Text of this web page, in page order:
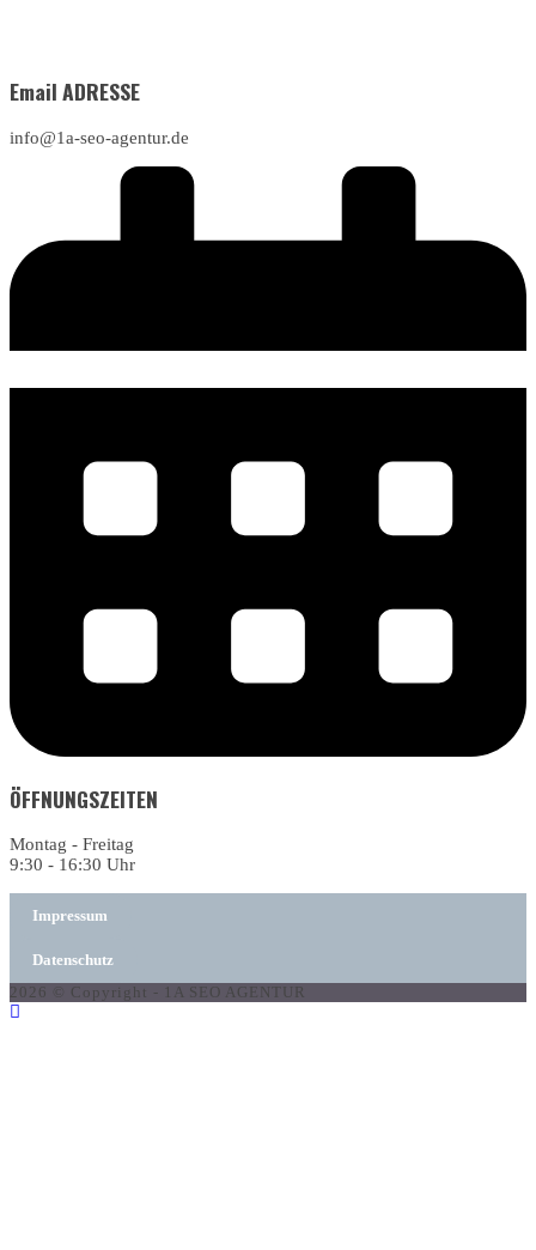
Email ADRESSE
info@1a-seo-agentur.de
ÖFFNUNGSZEITEN
Montag - Freitag
9:30 - 16:30 Uhr
Impressum
Datenschutz
2026 © Copyright - 1A SEO AGENTUR